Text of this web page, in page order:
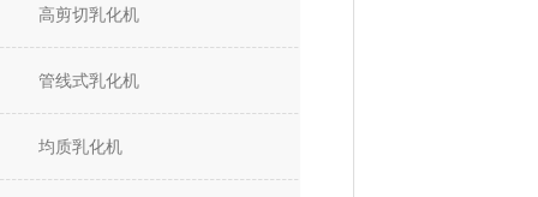
高剪切乳化机
管线式乳化机
均质乳化机